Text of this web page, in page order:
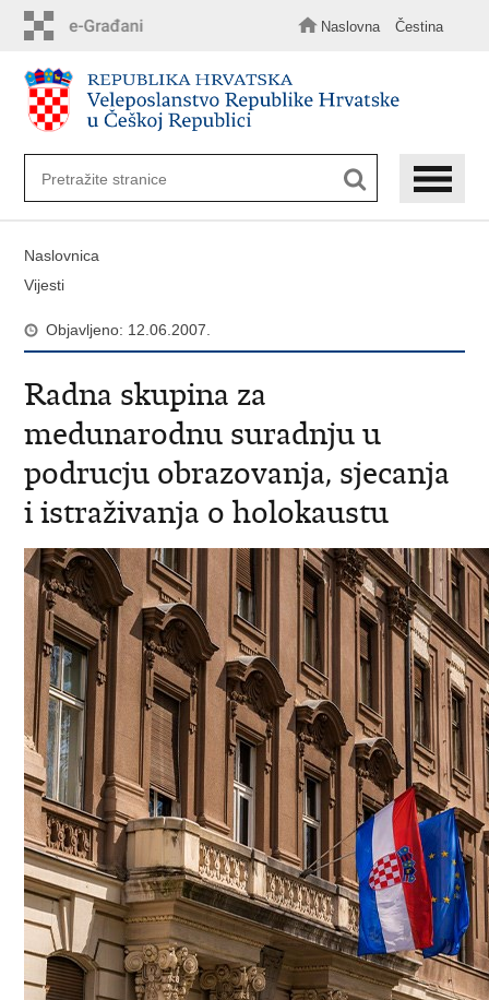
sadržaj
Naslovna Čestina
Naslovnica
Vijesti
Objavljeno: 12.06.2007.
Radna skupina za
medunarodnu suradnju u
podrucju obrazovanja, sjecanja
i istraživanja o holokaustu